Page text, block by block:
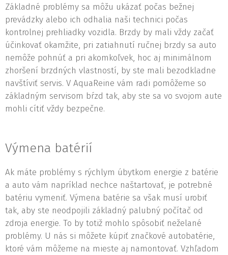
Základné problémy sa môžu ukázať počas bežnej
prevádzky alebo ich odhalia naši technici počas
kontrolnej prehliadky vozidla. Brzdy by mali vždy začať
účinkovať okamžite, pri zatiahnutí ručnej brzdy sa auto
nemôže pohnúť a pri akomkoľvek, hoc aj minimálnom
zhoršení brzdných vlastností, by ste mali bezodkladne
navštíviť servis. V AquaReine vám radi pomôžeme so
základným servisom bŕzd tak, aby ste sa vo svojom aute
mohli cítiť vždy bezpečne.
Výmena batérií
Ak máte problémy s rýchlym úbytkom energie z batérie
a auto vám napríklad nechce naštartovať, je potrebné
batériu vymeniť. Výmena batérie sa však musí urobiť
tak, aby ste neodpojili základný palubný počítač od
zdroja energie. To by totiž mohlo spôsobiť neželané
problémy. U nás si môžete kúpiť značkové autobatérie,
ktoré vám môžeme na mieste aj namontovať. Vzhľadom